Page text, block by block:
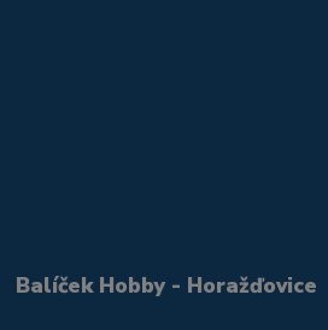
Balíček Hobby - Horažďovice